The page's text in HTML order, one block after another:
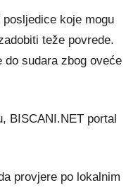
koje mogu
teže povrede.
do sudara zbog oveće
BISCANI.NET portal
provjere po lokalnim